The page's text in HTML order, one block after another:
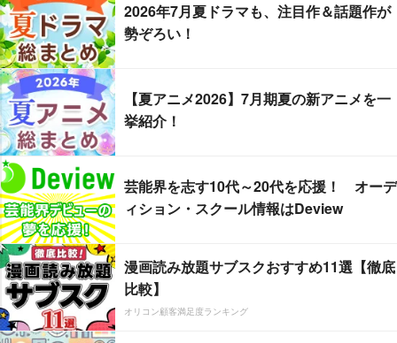
2026年7月夏ドラマも、注目作＆話題作が
勢ぞろい！
【夏アニメ2026】7月期夏の新アニメを一
挙紹介！
芸能界を志す10代～20代を応援！ オーデ
ィション・スクール情報はDeview
漫画読み放題サブスクおすすめ11選【徹底
比較】
オリコン顧客満足度ランキング